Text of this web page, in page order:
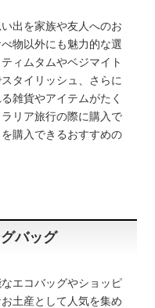
出を家族や友人へのお
物以外にも魅力的な選
ィムタムやベジマイト
タイリッシュ、さらに
雑貨やアイテムがたく
リア旅行の際に購入で
購入できるおすすめの
バッグ
エコバッグやショッピ
土産として人気を集め